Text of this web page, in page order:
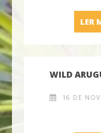
LER
WILD
16 DE